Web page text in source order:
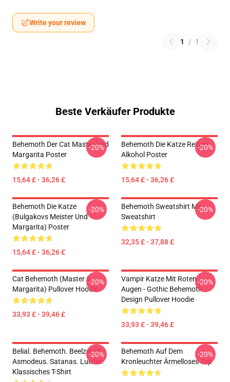
Write your review
1 / 1
Beste Verkäufer Produkte
Behemoth Der Cat Master Und
Margarita Poster
15,64 £ - 36,26 £
-20%
Behemoth Die Katze Reinen
Alkohol Poster
15,64 £ - 36,26 £
-20%
Behemoth Die Katze
(Bulgakovs Meister Und
Margarita) Poster
15,64 £ - 36,26 £
-20%
Behemoth Sweatshirt Mit
Sweatshirt
32,35 £ - 37,88 £
-20%
Cat Behemoth (Master &
Margarita) Pullover Hoodie
33,93 £ - 39,46 £
-20%
Vampir Katze Mit Roten
Augen - Gothic Behemoth
Design Pullover Hoodie
33,93 £ - 39,46 £
-20%
Belial. Behemoth. Beelzebub.
Asmodeus. Satanas. Lucifer.
Klassisches T-Shirt
-20%
Behemoth Auf Dem
Kronleuchter Ärmelloses Top
-20%